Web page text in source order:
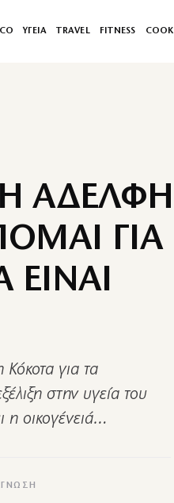
ΥΓΕΙΑ TRAVEL FITNESS COOK
ΑΔΕΛΦΗ
ΓΙΑ
για τα
στην υγεία του
η οικογένειά…